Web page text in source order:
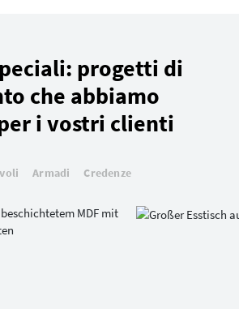
progetti di
che abbiamo
i vostri clienti
Armadi Credenze